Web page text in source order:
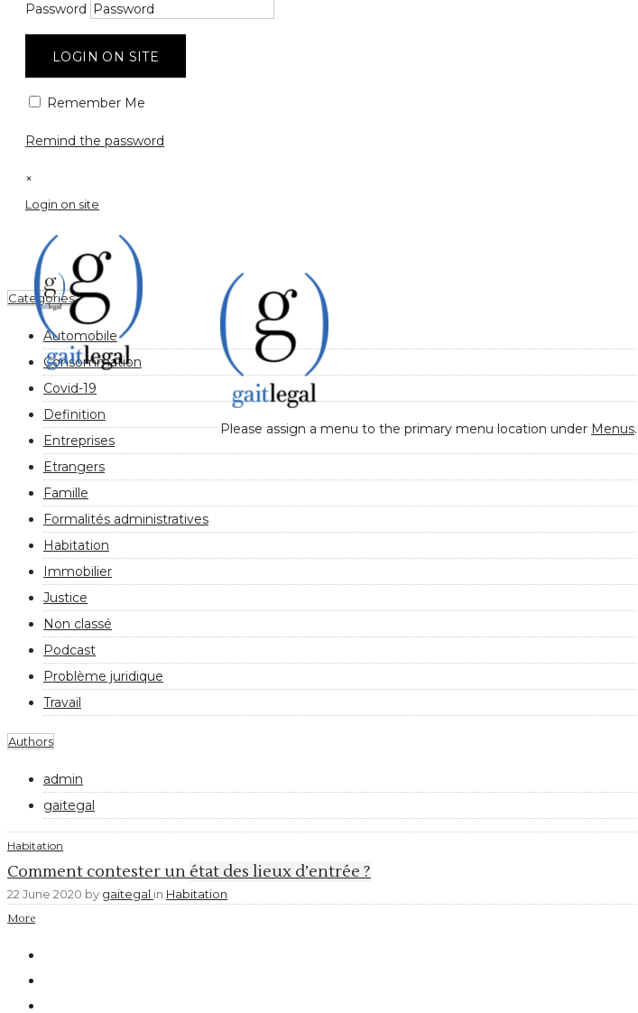
Password
LOGIN ON SITE
Remember Me
Remind the password
×
Login on site
Please assign a menu to the primary menu location underMenus.
Filter by:
Categories
Automobile
Consommation
Covid-19
Definition
Entreprises
Etrangers
Famille
Formalités administratives
Habitation
Immobilier
Justice
Non classé
Podcast
Problème juridique
Travail
Authors
admin
gaitegal
Habitation
Comment contester un état des lieux d’entrée ?
22 June 2020 by gaitegal in Habitation
More